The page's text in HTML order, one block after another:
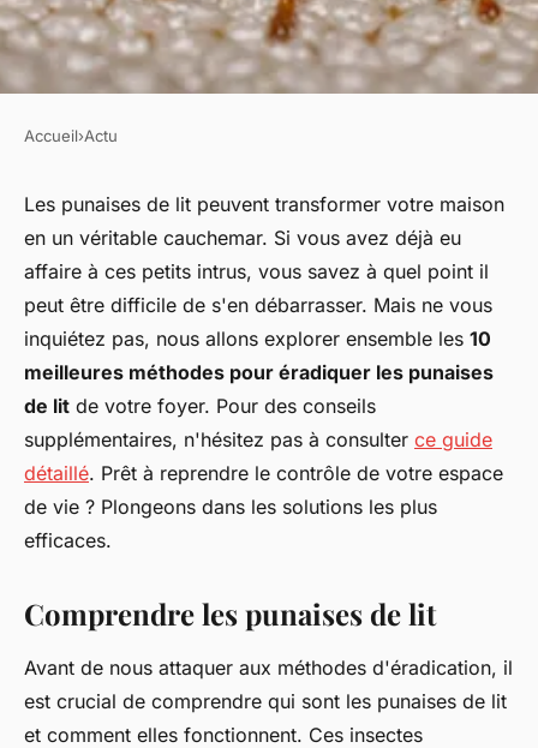
Punaise de lit : les 10
meilleures méthodes pour s'en
débarrasser
dion•12 décembre 2024•7 min de lecture
Accueil›Actu
Les punaises de lit peuvent transformer votre maison
en un véritable cauchemar. Si vous avez déjà eu
affaire à ces petits intrus, vous savez à quel point il
peut être difficile de s'en débarrasser. Mais ne vous
inquiétez pas, nous allons explorer ensemble les 10
meilleures méthodes pour éradiquer les punaises
de lit de votre foyer. Pour des conseils
supplémentaires, n'hésitez pas à consulter ce guide
détaillé. Prêt à reprendre le contrôle de votre espace
de vie ? Plongeons dans les solutions les plus
efficaces.
Comprendre les punaises de lit
Avant de nous attaquer aux méthodes d'éradication, il
est crucial de comprendre qui sont les punaises de lit
et comment elles fonctionnent. Ces insectes